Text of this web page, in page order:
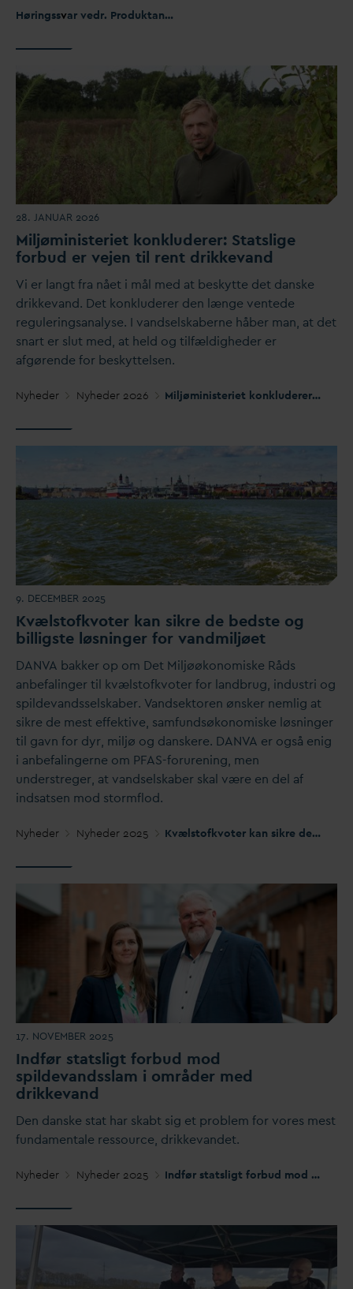
Høringssvar vedr. Produktans v
28. JANUAR 2026
Miljøministeriet konkluderer: Statslige
forbud er vejen til rent drikkevand
Vi er langt fra nået i mål med at beskytte det danske
drikkevand. Det konkluderer den længe ventede
reguleringsanalyse. I vandselskaberne håber man, at det
snart er slut med, at held og tilfældigheder er
afgørende for beskyttelsen.
Nyheder Nyheder 2026 Miljøministeriet konkluderer: Statslige forbud er vejen til rent drikke
9. DECEMBER 2025
Kvælstofkvoter kan sikre de bedste og
billigste løsninger for vandmiljøet
DANVA bakker op om Det Miljøøkonomiske Råds
anbefalinger til kvælstofkvoter for landbrug, industri og
spildevandsselskaber. Vandsektoren ønsker nemlig at
sikre de mest effektive, samfundsøkonomiske løsninger
til gavn for dyr, miljø og danskere. DANVA er også enig
i anbefalingerne om PFAS-forurening, men
understreger, at vandselskaber skal være en del af
indsatsen mod stormflod.
Nyheder Nyheder 2025 Kvælstofkvoter kan sikre de bedste og billigste løsninger for
17. NOVEMBER 2025
Indfør statsligt forbud mod
spildevandsslam i områder med
drikkevand
Den danske stat har skabt sig et problem for vores mest
fundamentale ressource, drikkevandet.
Nyheder Nyheder 2025 Indfør statsligt forbud mod spilde